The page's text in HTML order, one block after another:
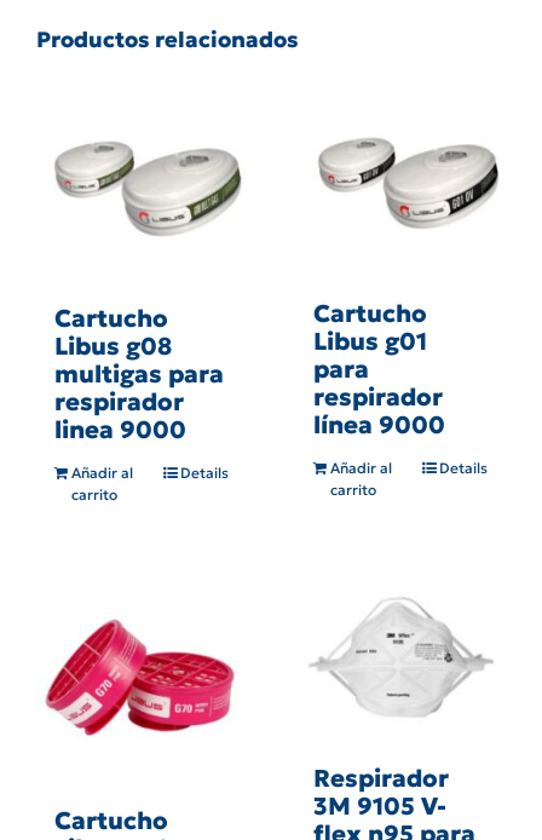
Productos relacionados
Cartucho
Libus g08
multigas para
respirador
linea 9000
Añadir al
carrito
Details
Cartucho
Libus g01
para
respirador
línea 9000
Añadir al
carrito
Details
Cartucho
Respirador
3M 9105 V-